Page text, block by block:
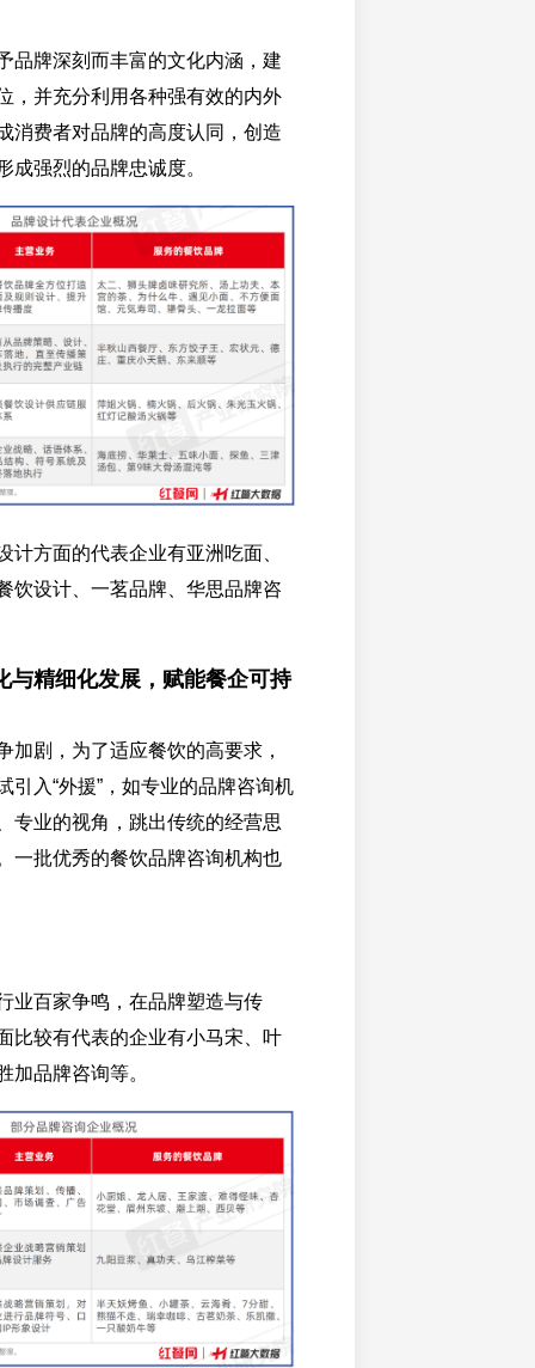
品牌深刻而丰富的文化内涵，建
，并充分利用各种强有效的内外
消费者对品牌的高度认同，创造
成强烈的品牌忠诚度。
计方面的代表企业有亚洲吃面、
饮设计、一茗品牌、华思品牌咨
与精细化发展，赋能餐企可持
加剧，为了适应餐饮的高要求，
引入“外援”，如专业的品牌咨询机
专业的视角，跳出传统的经营思
一批优秀的餐饮品牌咨询机构也
业百家争鸣，在品牌塑造与传
比较有代表的企业有小马宋、叶
加品牌咨询等。